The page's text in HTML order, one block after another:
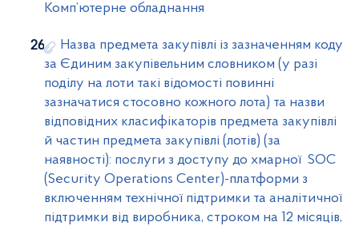
Комп’ютерне обладнання
Назва предмета закупівлі із зазначенням коду
за Єдиним закупівельним словником (у разі
поділу на лоти такі відомості повинні
зазначатися стосовно кожного лота) та назви
відповідних класифікаторів предмета закупівлі
й частин предмета закупівлі (лотів) (за
наявності): послуги з доступу до хмарної SOC
(Security Operations Center)-платформи з
включенням технічної підтримки та аналітичної
підтримки від виробника, строком на 12 місяців,